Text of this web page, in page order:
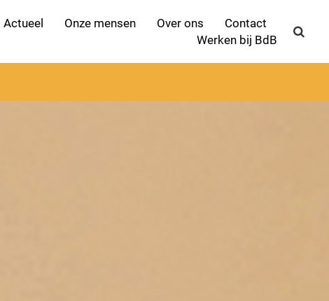
Actueel Onze mensen Over ons
Contact
Werken bij BdB